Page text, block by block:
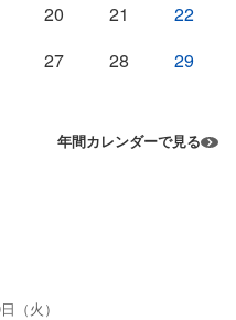
20 21
22
27 28
29
年間カレンダーで見る
（火）